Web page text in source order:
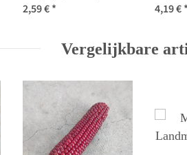
2,59 €* 4,19 €*
Vergelijkbare